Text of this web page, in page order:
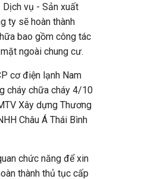
Dịch vụ - Sản xuất
ty sẽ hoàn thành
bao gồm công tác
ngoài chung cư.
cơ điện lạnh Nam
cháy chữa cháy 4/10
Xây dựng Thương
Châu Á Thái Bình
chức năng để xin
thành thủ tục cấp